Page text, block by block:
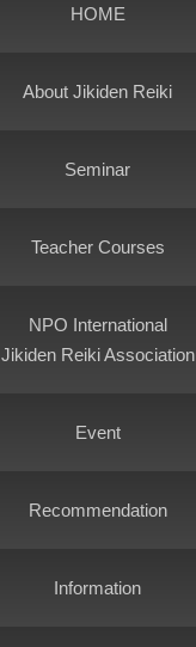
HOME
About Jikiden Reiki
Seminar
Teacher Courses
NPO International
Jikiden Reiki Association
Event
Recommendation
Information